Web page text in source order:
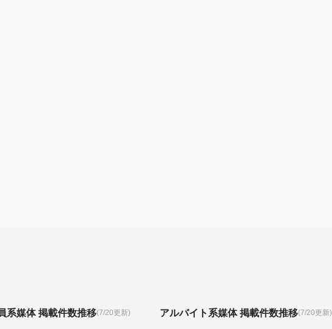
系媒体 掲載件数推移(7/20更新) アルバイト系媒体 掲載件数推移(7/20更新)